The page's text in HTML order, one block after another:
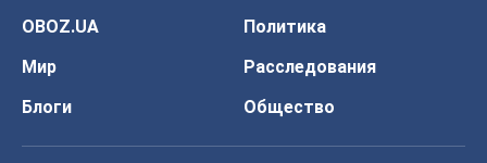
OBOZ.UA
Политика
Мир
Расследования
Блоги
Общество